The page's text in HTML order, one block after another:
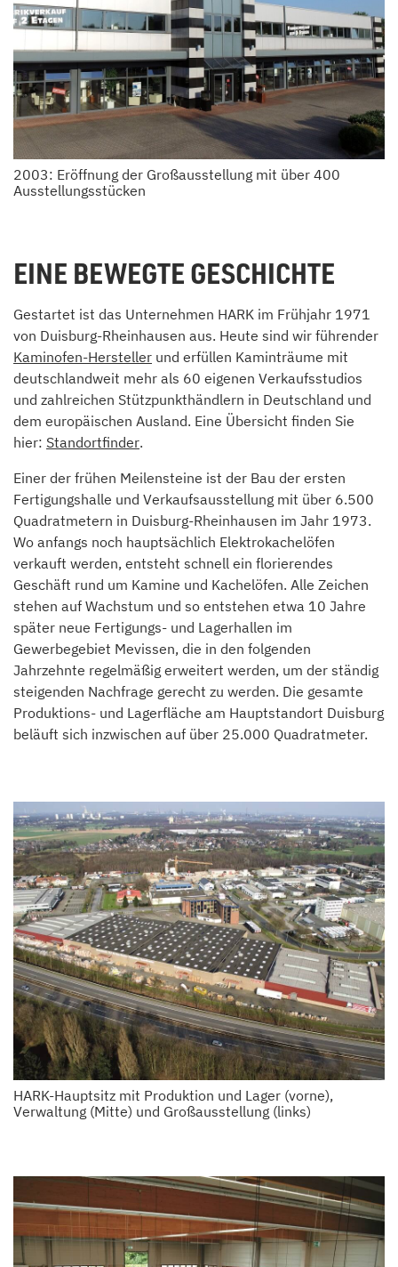
2003: Eröffnung der Großausstellung mit über 400
Ausstellungsstücken
EINE BEWEGTE GESCHICHTE
Gestartet ist das Unternehmen HARK im Frühjahr 1971
von Duisburg-Rheinhausen aus. Heute sind wir führender
Kaminofen-Hersteller und erfüllen Kaminträume mit
deutschlandweit mehr als 60 eigenen Verkaufsstudios
und zahlreichen Stützpunkthändlern in Deutschland und
dem europäischen Ausland. Eine Übersicht finden Sie
hier: Standortfinder.
Einer der frühen Meilensteine ist der Bau der ersten
Fertigungshalle und Verkaufsausstellung mit über 6.500
Quadratmetern in Duisburg-Rheinhausen im Jahr 1973.
Wo anfangs noch hauptsächlich Elektrokachelöfen
verkauft werden, entsteht schnell ein florierendes
Geschäft rund um Kamine und Kachelöfen. Alle Zeichen
stehen auf Wachstum und so entstehen etwa 10 Jahre
später neue Fertigungs- und Lagerhallen im
Gewerbegebiet Mevissen, die in den folgenden
Jahrzehnte regelmäßig erweitert werden, um der ständig
steigenden Nachfrage gerecht zu werden. Die gesamte
Produktions- und Lagerfläche am Hauptstandort Duisburg
beläuft sich inzwischen auf über 25.000 Quadratmeter.
HARK-Hauptsitz mit Produktion und Lager (vorne),
Verwaltung (Mitte) und Großausstellung (links)